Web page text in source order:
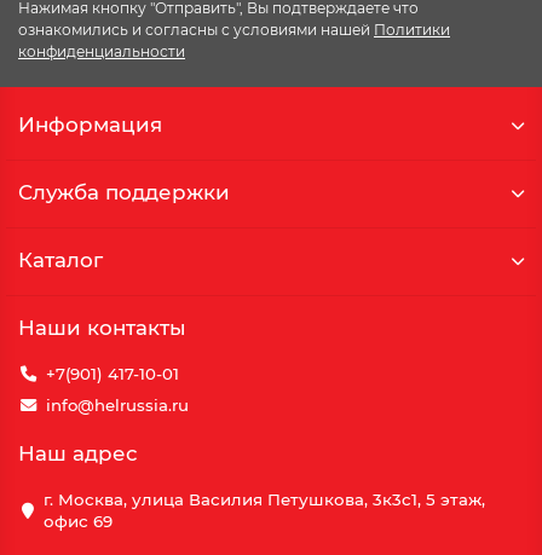
Нажимая кнопку "Отправить", Вы подтверждаете что
ознакомились и согласны с условиями нашей Политики
конфиденциальности
Информация
Служба поддержки
Каталог
Наши контакты
+7(901) 417-10-01
info@helrussia.ru
Наш адрес
г. Москва, улица Василия Петушкова, 3к3c1, 5 этаж,
офис 69